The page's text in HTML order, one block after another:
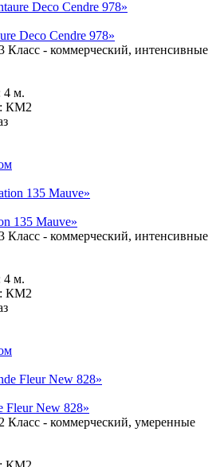
Deco Cendre 978»
Класс - коммерческий, интенсивные
4 м.
КМ2
135 Mauve»
Класс - коммерческий, интенсивные
4 м.
КМ2
Fleur New 828»
Класс - коммерческий, умеренные